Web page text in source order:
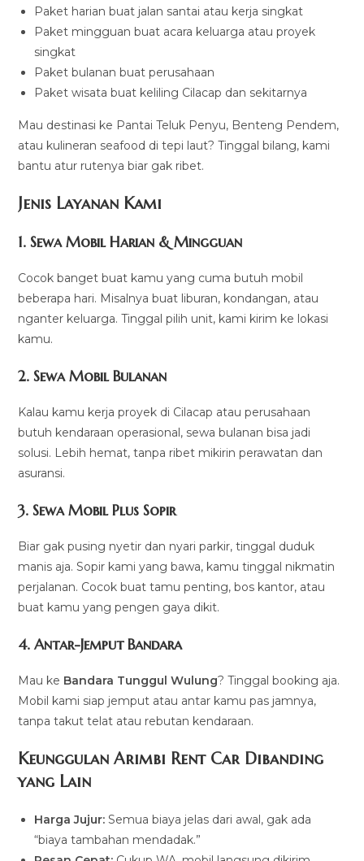
Paket harian buat jalan santai atau kerja singkat
Paket mingguan buat acara keluarga atau proyek
singkat
Paket bulanan buat perusahaan
Paket wisata buat keliling Cilacap dan sekitarnya
Mau destinasi ke Pantai Teluk Penyu, Benteng Pendem,
atau kulineran seafood di tepi laut? Tinggal bilang, kami
bantu atur rutenya biar gak ribet.
Jenis Layanan Kami
1. Sewa Mobil Harian & Mingguan
Cocok banget buat kamu yang cuma butuh mobil
beberapa hari. Misalnya buat liburan, kondangan, atau
nganter keluarga. Tinggal pilih unit, kami kirim ke lokasi
kamu.
2. Sewa Mobil Bulanan
Kalau kamu kerja proyek di Cilacap atau perusahaan
butuh kendaraan operasional, sewa bulanan bisa jadi
solusi. Lebih hemat, tanpa ribet mikirin perawatan dan
asuransi.
3. Sewa Mobil Plus Sopir
Biar gak pusing nyetir dan nyari parkir, tinggal duduk
manis aja. Sopir kami yang bawa, kamu tinggal nikmatin
perjalanan. Cocok buat tamu penting, bos kantor, atau
buat kamu yang pengen gaya dikit.
4. Antar-Jemput Bandara
Mau ke Bandara Tunggul Wulung? Tinggal booking aja.
Mobil kami siap jemput atau antar kamu pas jamnya,
tanpa takut telat atau rebutan kendaraan.
Keunggulan Arimbi Rent Car Dibanding
yang Lain
Harga Jujur: Semua biaya jelas dari awal, gak ada
“biaya tambahan mendadak.”